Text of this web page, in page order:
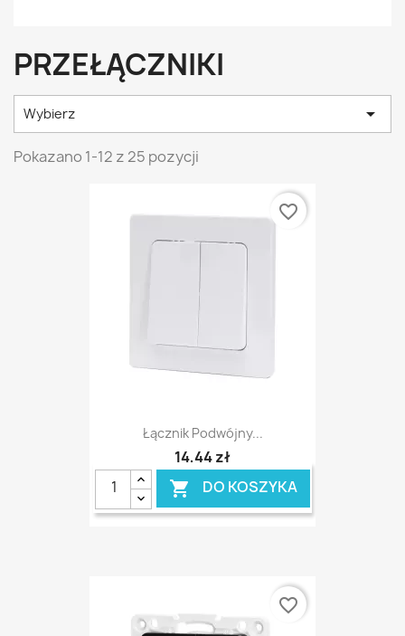
PRZEŁĄCZNIKI
Wybierz 
Pokazano 1-12 z 25 pozycji
Łącznik Podwójny...
14,44 zł
 DO KOSZYKA
favorite_border
favorite_border